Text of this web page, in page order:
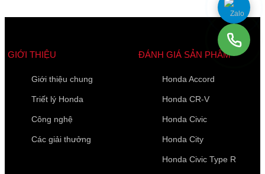
GIỚI THIỆU
Giới thiệu chung
Triết lý Honda
Công nghệ
Các giải thưởng
ĐÁNH GIÁ SẢN PHẨM
Honda Accord
Honda CR-V
Honda Civic
Honda City
Honda Civic Type R